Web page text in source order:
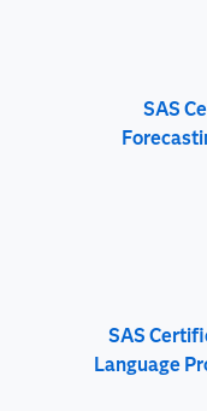
SAS
SAS
Language